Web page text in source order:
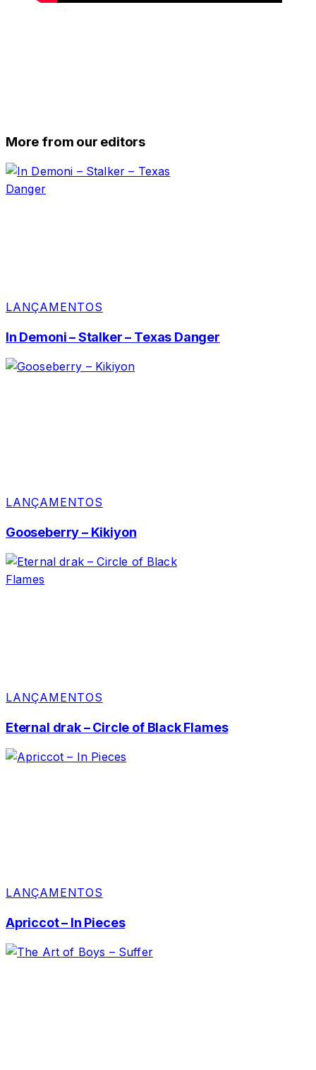
More from our editors
LANÇAMENTOS
In Demoni – Stalker – Texas Danger
LANÇAMENTOS
Gooseberry – Kikiyon
LANÇAMENTOS
Eternal drak – Circle of Black Flames
LANÇAMENTOS
Apriccot – In Pieces